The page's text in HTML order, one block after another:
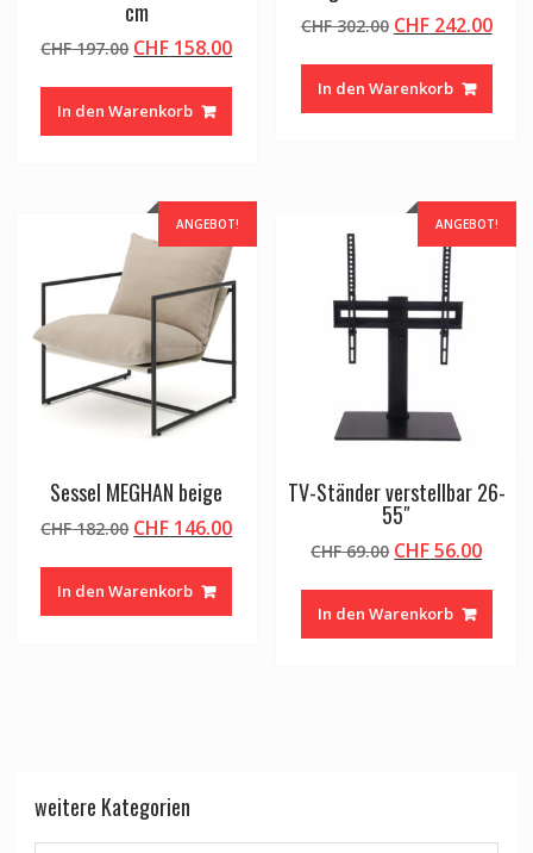
cm
CHF197.00 Ursprünglicher
war:
CHF 197.00
CHF 158.00Aktueller
In den Warenkorb
CHF302.00 Ursprünglicher
war:
CHF 302.00
CHF242.00
In den Warenkorb
ANGEBOT!
Sessel MEGHAN beige
CHF182.00 Ursprünglicher
war:
CHF 182.00
CHF 146.00Aktueller
CHF 146.00.
In den Warenkorb
ANGEBOT!
TV-Ständer verstellbar 26-
55″
CHF69.00 Ursprünglicher
war:
CHF 69.00
CHF56.00
In den Warenkorb
weitere Kategorien